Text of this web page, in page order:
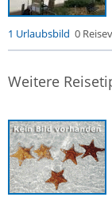
1 Urlaubsbild 0
Weitere